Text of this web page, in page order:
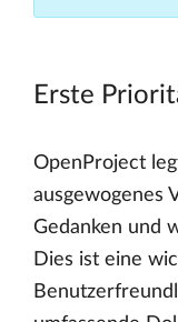
Erste
OpenProject
ausgewogenes
Gedanken und
Dies ist eine